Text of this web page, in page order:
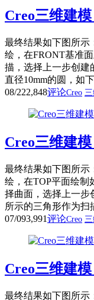
Creo三维建
最终结果如下图所示
绘，在FRONT基准
描，选择上一步创建
直径10mm的圆，如
08/222,848评论Creo
Creo三维建
最终结果如下图所示
绘，在TOP平面绘制
择曲面，选择上一步
所示的三角形作为扫
07/093,991评论Creo
Creo三维建
最终结果如下图所示